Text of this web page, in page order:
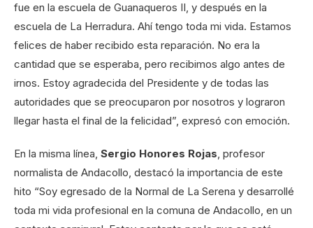
fue en la escuela de Guanaqueros II, y después en la
escuela de La Herradura. Ahí tengo toda mi vida. Estamos
felices de haber recibido esta reparación. No era la
cantidad que se esperaba, pero recibimos algo antes de
irnos. Estoy agradecida del Presidente y de todas las
autoridades que se preocuparon por nosotros y lograron
llegar hasta el final de la felicidad”, expresó con emoción.
En la misma línea, Sergio Honores Rojas, profesor
normalista de Andacollo, destacó la importancia de este
hito “Soy egresado de la Normal de La Serena y desarrollé
toda mi vida profesional en la comuna de Andacollo, en un